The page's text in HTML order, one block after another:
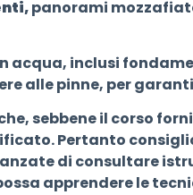
panorami
acqua, inclusi
alle pinne, per
sebbene il corso
Pertanto
di consultare
apprendere le